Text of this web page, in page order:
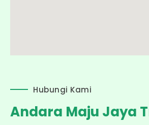
Hubungi Kami
Andara Maju Jaya